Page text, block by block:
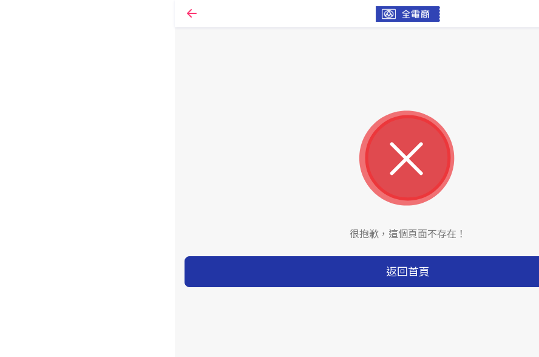
很抱歉，這個頁面不存在！
返回首頁